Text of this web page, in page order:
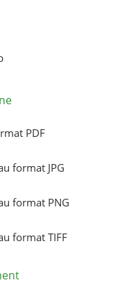
PDF
format JPG
format PNG
format TIFF